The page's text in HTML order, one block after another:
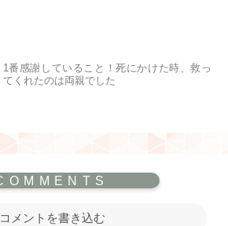
1番感謝していること！死にかけた時、救っ
てくれたのは両親でした
コメントを書き込む